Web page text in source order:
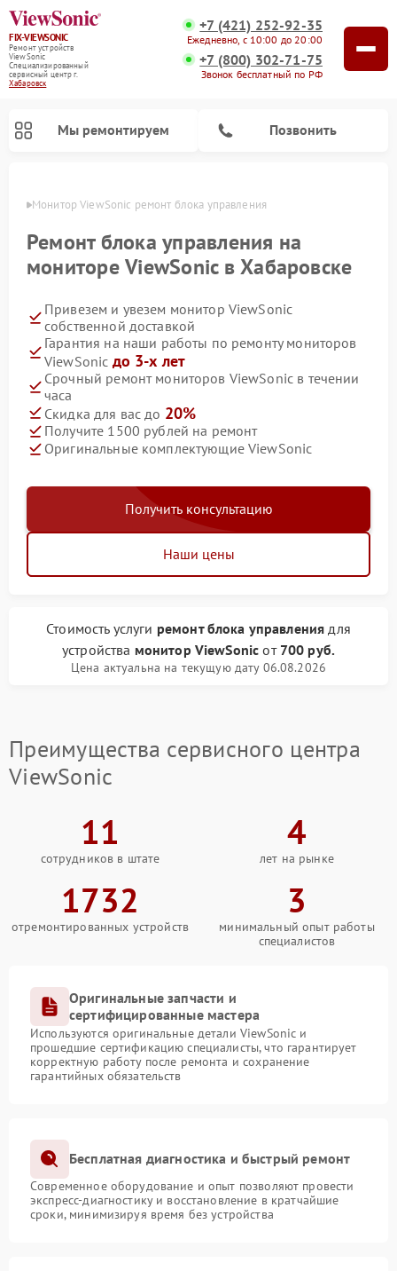
FIX-VIEWSONIC
Ремонт устройств
ViewSonic
Специализированный
cервисный центр г.
Хабаровск
+7 (421) 252-92-35
Ежедневно, с 10:00 до 20:00
+7 (800) 302-71-75
Звонок бесплатный по РФ
Мы ремонтируем Позвонить
Монитор ViewSonic ремонт блока управления
Ремонт блока управления на
мониторе ViewSonic в Хабаровске
Привезем и увезем монитор ViewSonic
собственной доставкой
Гарантия на наши работы по ремонту мониторов
ViewSonic до 3-х лет
Срочный ремонт мониторов ViewSonic в течении
часа
Скидка для вас до 20%
Получите 1500 рублей на ремонт
Оригинальные комплектующие ViewSonic
Получить консультацию
Наши цены
Стоимость услуги ремонт блока управления для
устройства монитор ViewSonic от 700 руб.
Цена актуальна на текущую дату 06.08.2026
Преимущества сервисного центра
ViewSonic
11
сотрудников в штате
4
лет на рынке
1732
отремонтированных устройств
3
минимальный опыт работы
специалистов
Оригинальные запчасти и
сертифицированные мастера
Используются оригинальные детали ViewSonic и
прошедшие сертификацию специалисты, что гарантирует
корректную работу после ремонта и сохранение
гарантийных обязательств
Бесплатная диагностика и быстрый ремонт
Современное оборудование и опыт позволяют провести
экспресс-диагностику и восстановление в кратчайшие
сроки, минимизируя время без устройства